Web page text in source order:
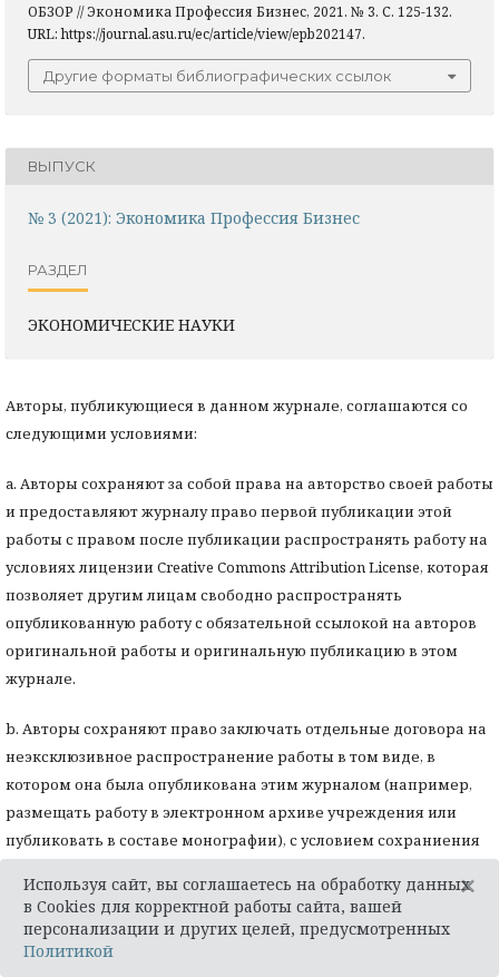
ОБЗОР // Экономика Профессия Бизнес, 2021. № 3. С. 125-132.
URL: https://journal.asu.ru/ec/article/view/epb202147.
Другие форматы библиографических ссылок
ВЫПУСК
№ 3 (2021): Экономика Профессия Бизнес
РАЗДЕЛ
ЭКОНОМИЧЕСКИЕ НАУКИ
Авторы, публикующиеся в данном журнале, соглашаются со
следующими условиями:
a. Авторы сохраняют за собой права на авторство своей работы
и предоставляют журналу право первой публикации этой
работы с правом после публикации распространять работу на
условиях лицензии Creative Commons Attribution License, которая
позволяет другим лицам свободно распространять
опубликованную работу с обязательной ссылокой на авторов
оригинальной работы и оригинальную публикацию в этом
журнале.
b. Авторы сохраняют право заключать отдельные договора на
неэксклюзивное распространение работы в том виде, в
котором она была опубликована этим журналом (например,
размещать работу в электронном архиве учреждения или
публиковать в составе монографии), с условием сохраниения
Политика журнала разрешает и поощряет размещение
авторами в сети Интернет (например в институтском
хранилище или на персональном сайте) рукописи работы как
Используя сайт, вы соглашаетесь на обработку данных
в Cookies для корректной работы сайта, вашей
персонализации и других целей, предусмотренных
Политикой
×